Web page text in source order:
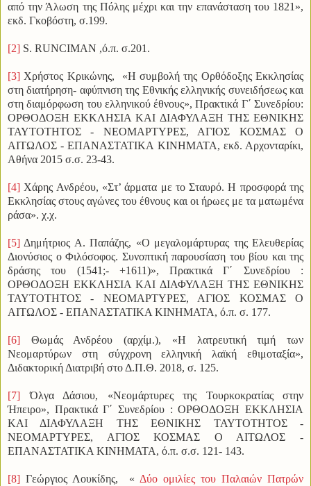
από την Άλωση της Πόλης μέχρι και την επανάσταση του 1821»,
εκδ. Γκοβόστη, σ.199.
[2] S. RUNCIMAN ,ό.π. σ.201.
[3] Χρήστος Κρικώνης, «Η συμβολή της Ορθόδοξης Εκκλησίας
στη διατήρηση- αφύπνιση της Εθνικής ελληνικής συνειδήσεως και
στη διαμόρφωση του ελληνικού έθνους», Πρακτικά Γ΄ Συνεδρίου:
ΟΡΘΟΔΟΞΗ ΕΚΚΛΗΣΙΑ ΚΑΙ ΔΙΑΦΥΛΑΞΗ ΤΗΣ ΕΘΝΙΚΗΣ
ΤΑΥΤΟΤΗΤΟΣ - ΝΕΟΜΑΡΤΥΡΕΣ, ΑΓΙΟΣ ΚΟΣΜΑΣ Ο
ΑΙΤΩΛΟΣ - ΕΠΑΝΑΣΤΑΤΙΚΑ ΚΙΝΗΜΑΤΑ, εκδ. Αρχονταρίκι,
Αθήνα 2015 σ.σ. 23-43.
[4] Χάρης Ανδρέου, «Στ’ άρματα με το Σταυρό. Η προσφορά της
Εκκλησίας στους αγώνες του έθνους και οι ήρωες με τα ματωμένα
ράσα». χ.χ.
[5] Δημήτριος Α. Παπάζης, «Ο μεγαλομάρτυρας της Ελευθερίας
Διονύσιος ο Φιλόσοφος. Συνοπτική παρουσίαση του βίου και της
δράσης του (1541;- +1611)», Πρακτικά Γ΄ Συνεδρίου :
ΟΡΘΟΔΟΞΗ ΕΚΚΛΗΣΙΑ ΚΑΙ ΔΙΑΦΥΛΑΞΗ ΤΗΣ ΕΘΝΙΚΗΣ
ΤΑΥΤΟΤΗΤΟΣ - ΝΕΟΜΑΡΤΥΡΕΣ, ΑΓΙΟΣ ΚΟΣΜΑΣ Ο
ΑΙΤΩΛΟΣ - ΕΠΑΝΑΣΤΑΤΙΚΑ ΚΙΝΗΜΑΤΑ, ό.π. σ. 177.
[6] Θωμάς Ανδρέου (αρχίμ.), «Η λατρευτική τιμή των
Νεομαρτύρων στη σύγχρονη ελληνική λαϊκή εθιμοταξία»,
Διδακτορική Διατριβή στο Δ.Π.Θ. 2018, σ. 125.
[7] Όλγα Δάσιου, «Νεομάρτυρες της Τουρκοκρατίας στην
Ήπειρο», Πρακτικά Γ΄ Συνεδρίου : ΟΡΘΟΔΟΞΗ ΕΚΚΛΗΣΙΑ
ΚΑΙ ΔΙΑΦΥΛΑΞΗ ΤΗΣ ΕΘΝΙΚΗΣ ΤΑΥΤΟΤΗΤΟΣ -
ΝΕΟΜΑΡΤΥΡΕΣ, ΑΓΙΟΣ ΚΟΣΜΑΣ Ο ΑΙΤΩΛΟΣ -
ΕΠΑΝΑΣΤΑΤΙΚΑ ΚΙΝΗΜΑΤΑ, ό.π. σ.σ. 121- 143.
[8] Γεώργιος Λουκίδης, «Δύο ομιλίες του Παλαιών Πατρών